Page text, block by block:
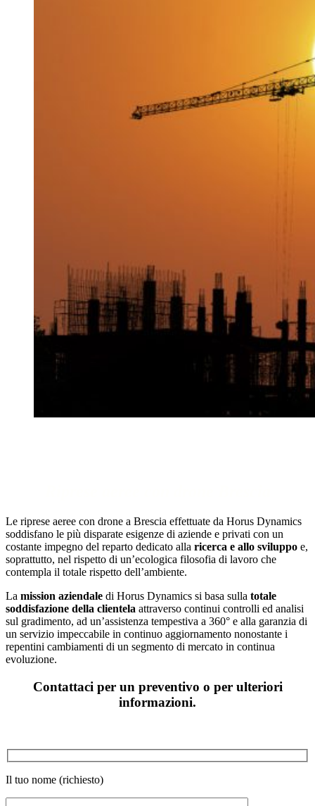
Le riprese aeree con drone a Brescia effettuate da Horus Dynamics
soddisfano le più disparate esigenze di aziende e privati con un
costante impegno del reparto dedicato alla ricerca e allo sviluppo e,
soprattutto, nel rispetto di un’ecologica filosofia di lavoro che
contempla il totale rispetto dell’ambiente.
La mission aziendale di Horus Dynamics si basa sulla totale
soddisfazione della clientela attraverso continui controlli ed analisi
sul gradimento, ad un’assistenza tempestiva a 360° e alla garanzia di
un servizio impeccabile in continuo aggiornamento nonostante i
repentini cambiamenti di un segmento di mercato in continua
evoluzione.
Contattaci per un preventivo o per ulteriori
informazioni.
Il tuo nome (richiesto)